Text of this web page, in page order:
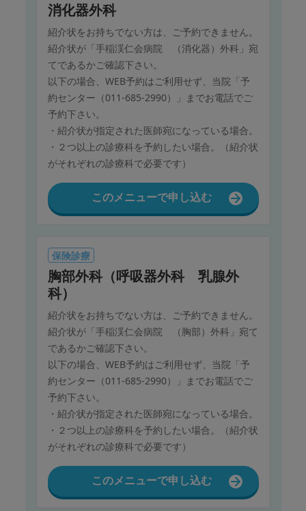
消化器外科
紹介状をお持ちでない方は、ご予約できません。
紹介状が「手稲渓仁会病院 （消化器）外科」宛
てであるかご確認下さい。
以下の場合、WEB予約はご利用せず、当院「予
約センター（011-685-2990）」までお電話でご
予約下さい。
・紹介状が指定された医師宛になっている場合。
・２つ以上の診療科を予約したい場合。（紹介状
がそれぞれの診療科で必要です）
このメニューで申し込む
保険診療
胸部外科（呼吸器外科 乳腺外
科）
紹介状をお持ちでない方は、ご予約できません。
紹介状が「手稲渓仁会病院 （胸部）外科」宛て
であるかご確認下さい。
以下の場合、WEB予約はご利用せず、当院「予
約センター（011-685-2990）」までお電話でご
予約下さい。
・紹介状が指定された医師宛になっている場合。
・２つ以上の診療科を予約したい場合。（紹介状
がそれぞれの診療科で必要です）
このメニューで申し込む